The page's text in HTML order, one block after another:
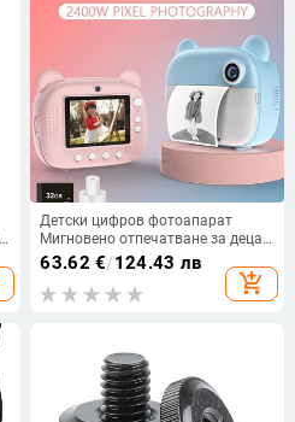
Детски цифров фотоапарат
Мигновено отпечатване за деца
Термално принтираща камера
Камера за незабавно
отпечатване на снимки Видео
63.62 €/124.43 лв
add_shopping_cart